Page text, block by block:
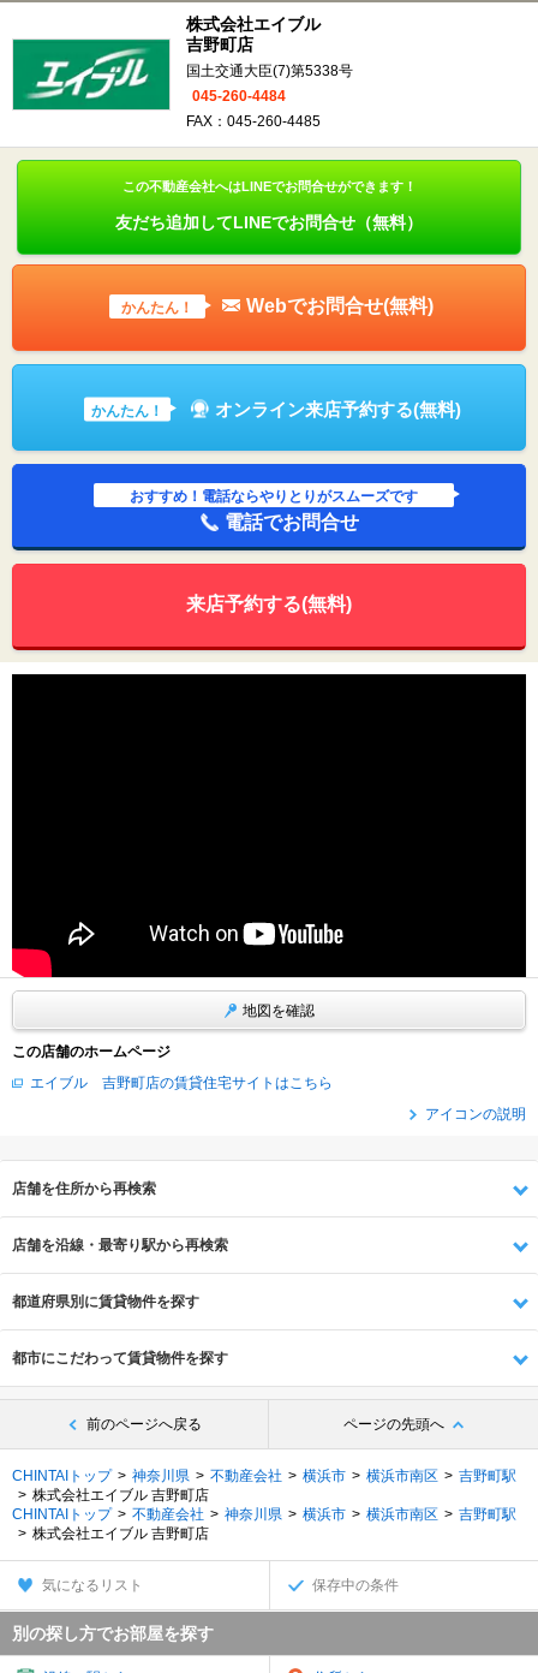
株式会社エイブル
吉野町店
国土交通大臣(7)第5338号
045-260-4484
FAX：045-260-4485
この不動産会社へはLINEでお問合せができます！
友だち追加してLINEでお問合せ（無料）
かんたん！ Webでお問合せ(無料)
かんたん！ オンライン来店予約する(無料)
おすすめ！電話ならやりとりがスムーズです
電話でお問合せ
来店予約する(無料)
地図を確認
この店舗のホームページ
エイブル 吉野町店の賃貸住宅サイトはこちら
アイコンの説明
店舗を住所から再検索
店舗を沿線・最寄り駅から再検索
都道府県別に賃貸物件を探す
都市にこだわって賃貸物件を探す
前のページへ戻る ページの先頭へ
CHINTAIトップ 神奈川県 不動産会社 横浜市 横浜市南区
吉野町駅
株式会社エイブル 吉野町店
CHINTAIトップ
不動産会社 神奈川県 横浜市 横浜市南区
吉野町駅
株式会社エイブル 吉野町店
気になるリスト 保存中の条件
別の探し方でお部屋を探す